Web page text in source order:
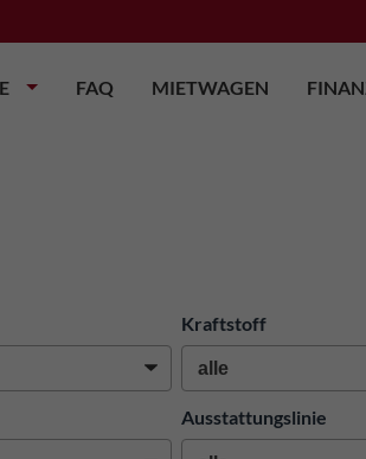
FAQ MIETWAGEN
Kraftstoff
Ausstattungslinie